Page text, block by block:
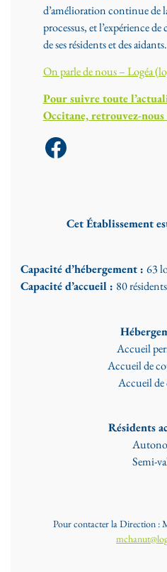
d’amélioration continue de
processus, et l’expérience
de ses résidents et des aidants.
On parle de nous – Logéa
Pour suivre toute
Occitane, retrouvez-nous
Facebook
Cet Établissement
Capacité d’hébergement :63
Capacité d’accueil : 80 résidents
Accueil
Accueil de
Accueil de
Résidents
Semi-
Pour contacter la Direction :